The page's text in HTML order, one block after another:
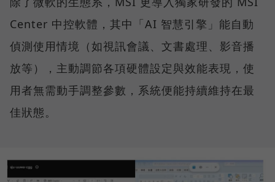
Center 中控軟體，其中「AI 智慧引擎」能自動
偵測使用情境（如視訊會議、文書處理、影音播
放等），主動調節各項硬體設定與效能表現，使
用者無需動手調整參數，系統便能持續維持在最
佳狀態。